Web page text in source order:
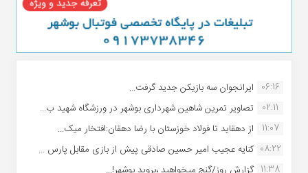
06:16 ایرانجوان سه بازیکن جدید گرفت...
02:11
تصاویر تمرین شاهین شهردارى بوشهر در ورزشگاه شهید ب...
11:07
از دهقاید تا فولاد خوزستان با رضا دهقان:افتخار میک...
08:22 کنایه عجیب امیر حسین صادقی پیش از بازی مقابل پارس ...
11:38